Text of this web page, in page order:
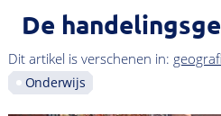
De
Dit artikel is verschenen in:
Onderwijs